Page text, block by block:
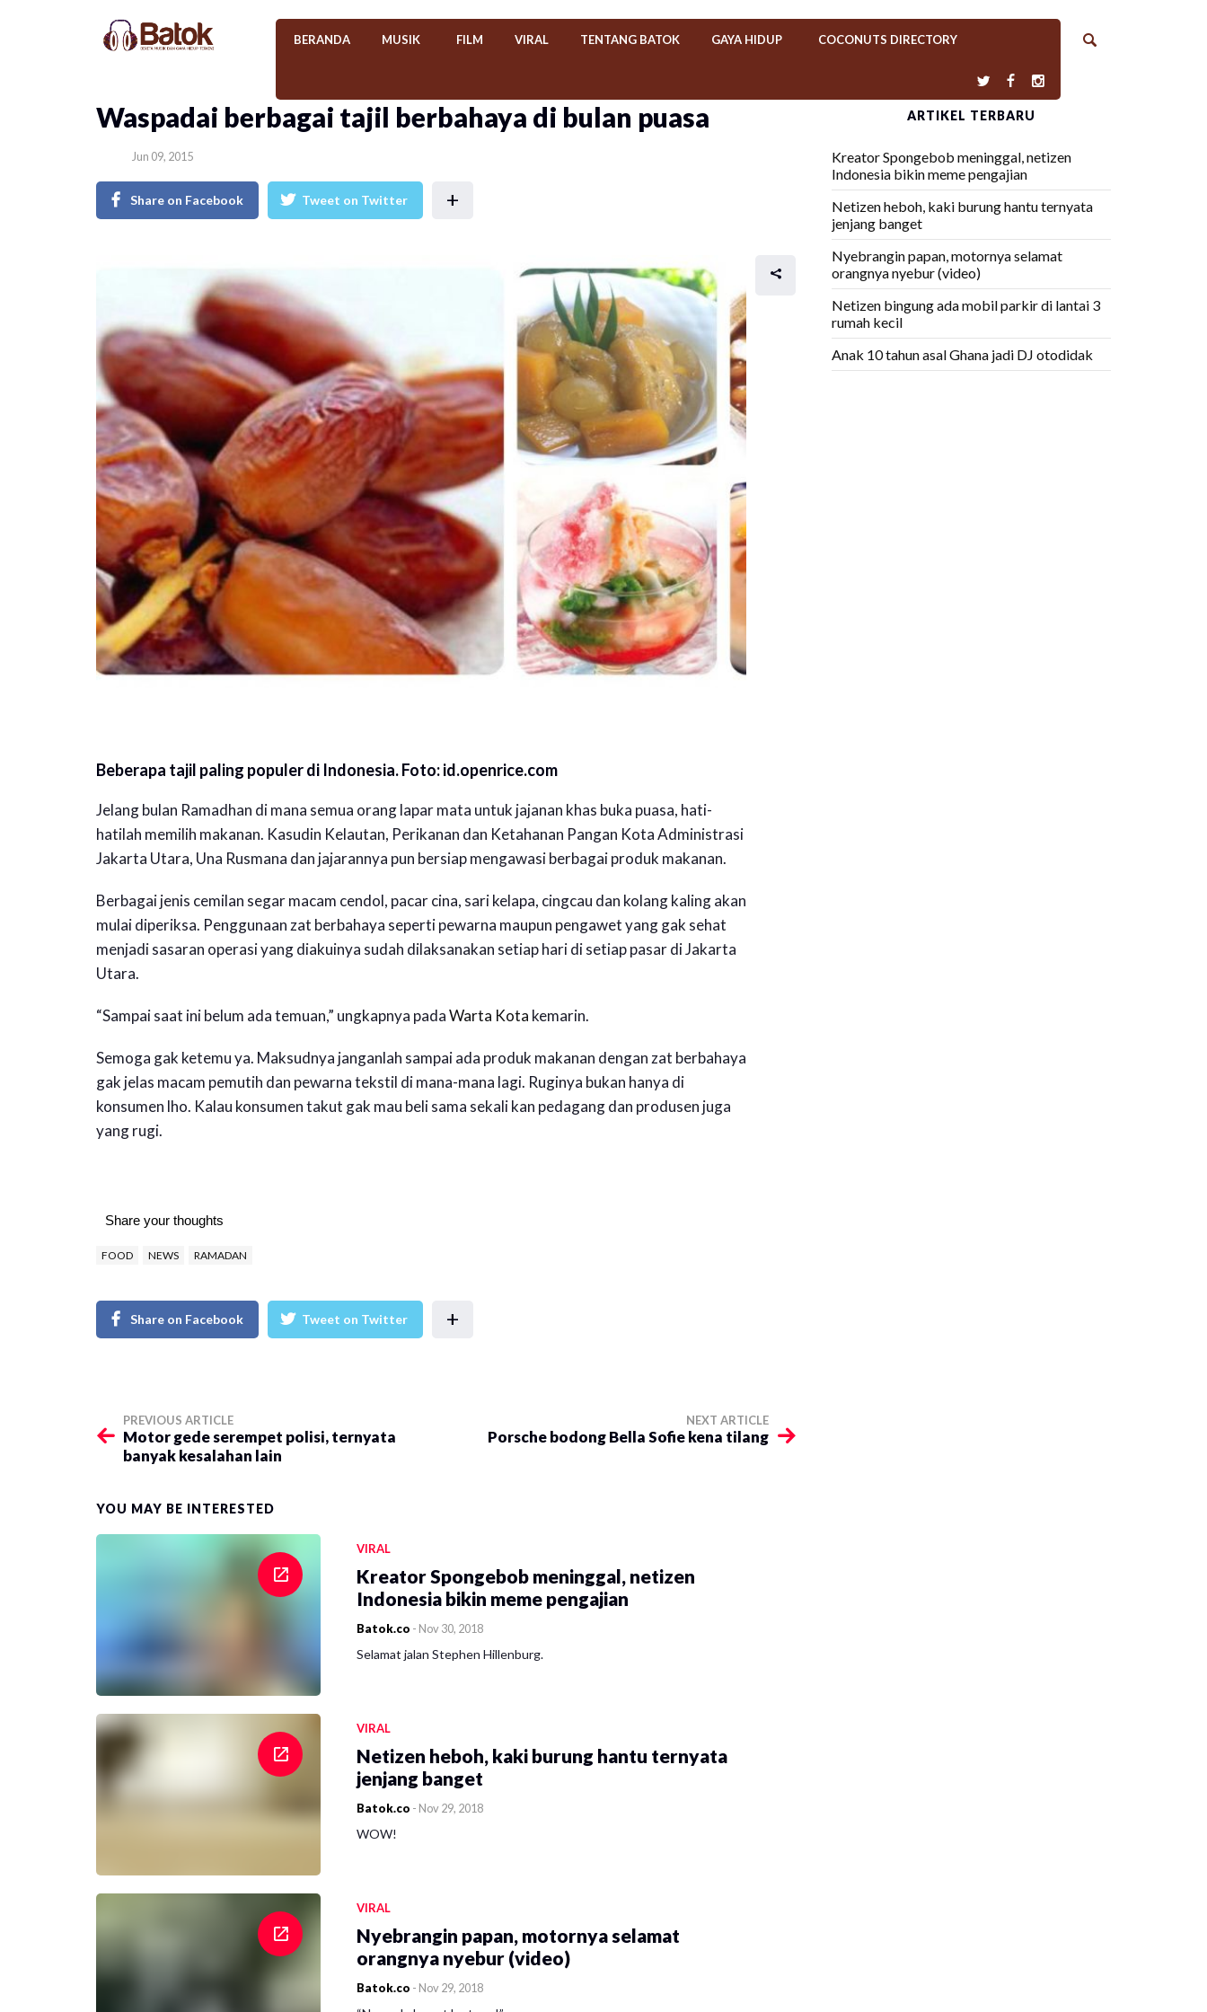
BERANDA MUSIK FILM VIRAL TENTANG BATOK GAYA HIDUP COCONUTS DIRECTORY
​Waspadai berbagai tajil berbahaya di bulan puasa
Jun 09, 2015
Share on Facebook Tweet on Twitter +
Beberapa tajil paling populer di Indonesia. Foto: id.openrice.com
Jelang bulan Ramadhan di mana semua orang lapar mata untuk jajanan khas buka puasa, hati-
hatilah memilih makanan. Kasudin Kelautan, Perikanan dan Ketahanan Pangan Kota Administrasi
Jakarta Utara, Una Rusmana dan jajarannya pun bersiap mengawasi berbagai produk makanan.
Berbagai jenis cemilan segar macam cendol, pacar cina, sari kelapa, cingcau dan kolang kaling akan
mulai diperiksa. Penggunaan zat berbahaya seperti pewarna maupun pengawet yang gak sehat
menjadi sasaran operasi yang diakuinya sudah dilaksanakan setiap hari di setiap pasar di Jakarta
Utara.
“Sampai saat ini belum ada temuan,” ungkapnya padaWarta Kota kemarin.
Semoga gak ketemu ya. Maksudnya janganlah sampai ada produk makanan dengan zat berbahaya
gak jelas macam pemutih dan pewarna tekstil di mana-mana lagi. Ruginya bukan hanya di
konsumen lho. Kalau konsumen takut gak mau beli sama sekali kan pedagang dan produsen juga
yang rugi.
Share your thoughts
FOOD NEWS RAMADAN
Share on Facebook Tweet on Twitter +
PREVIOUS ARTICLE
​Motor gede serempet polisi, ternyata
banyak kesalahan lain
NEXT ARTICLE
​Porsche bodong Bella Sofie kena tilang
YOU MAY BE INTERESTED
VIRAL
Kreator Spongebob meninggal, netizen
Indonesia bikin meme pengajian
Batok.co - Nov 30, 2018
Selamat jalan Stephen Hillenburg.
VIRAL
Netizen heboh, kaki burung hantu ternyata
jenjang banget
Batok.co - Nov 29, 2018
WOW!
VIRAL
Nyebrangin papan, motornya selamat
orangnya nyebur (video)
Batok.co - Nov 29, 2018
ARTIKEL TERBARU
Kreator Spongebob meninggal, netizen
Indonesia bikin meme pengajian
Netizen heboh, kaki burung hantu ternyata
jenjang banget
Nyebrangin papan, motornya selamat
orangnya nyebur (video)
Netizen bingung ada mobil parkir di lantai 3
rumah kecil
Anak 10 tahun asal Ghana jadi DJ otodidak